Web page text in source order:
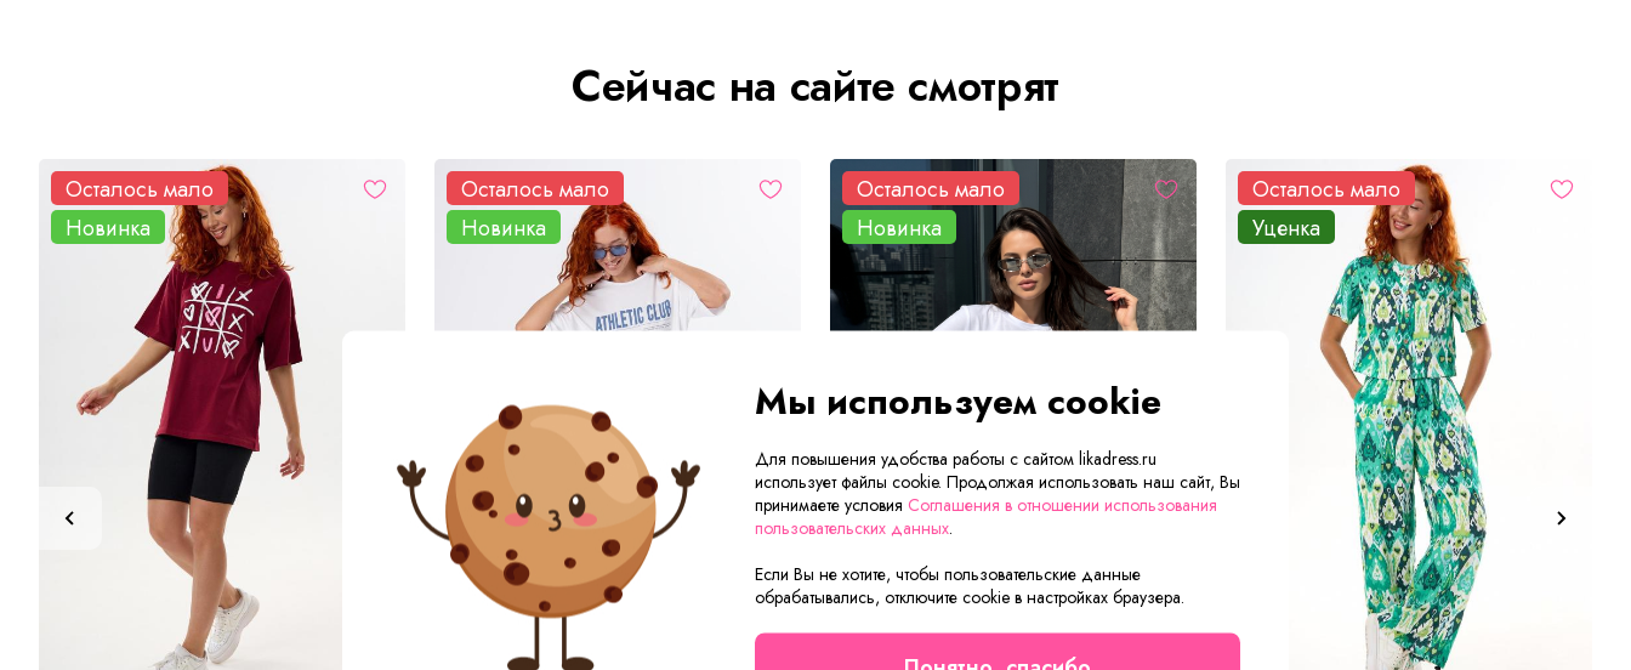
Сейчас на сайте смотрят
Осталось мало
Новинка
Осталось мало
Новинка
Осталось мало
Новинка
Осталось мало
Уценка
Мы используем cookie
Для повышения удобства работы с сайтом likadress.ru
использует файлы cookie. Продолжая использовать наш сайт, Вы
принимаете условия Соглашения в отношении использования
пользовательских данных.
Если Вы не хотите, чтобы пользовательские данные
обрабатывались, отключите cookie в настройках браузера.